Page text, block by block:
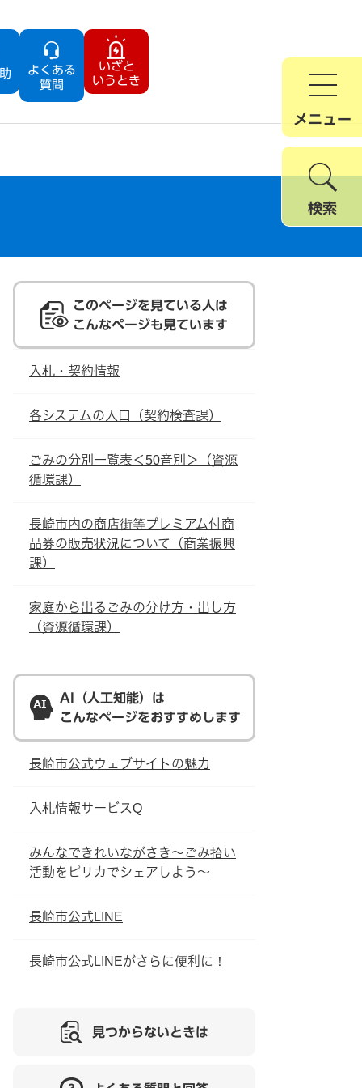
よくある
質問
いざと
いうとき
メニュー
検索
このページを見ている人は
こんなページも見ています
入札・契約情報
各システムの入口（契約検査課）
ごみの分別一覧表＜50音別＞（資源
循環課）
長崎市内の商店街等プレミアム付商
品券の販売状況について（商業振興
課）
家庭から出るごみの分け方・出し方
（資源循環課）
AI（人工知能）は
こんなページをおすすめします
長崎市公式ウェブサイトの魅力
入札情報サービスQ
みんなできれいながさき～ごみ拾い
活動をピリカでシェアしよう～
長崎市公式LINE
長崎市公式LINEがさらに便利に！
見つからないときは